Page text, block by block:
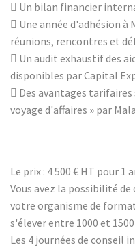
 Un bilan financier
 Une année d'adhésion
réunions, rencontres et
 Un audit exhaustif des
disponibles par Capital
 Des avantages
voyage d'affaires » par
Le prix : 4 500 € HT pour
Vous avez la possibilité
votre organisme de
s'élever entre 1000 et 1500
Les 4 journées de conseil